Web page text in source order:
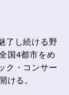
了し続ける野
国4都市をめ
ク・コンサー
ける。